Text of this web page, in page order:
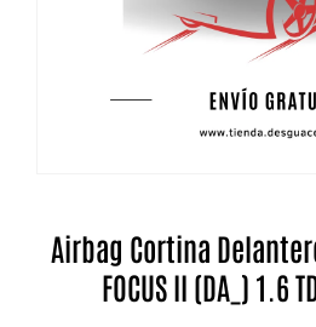
Airbag Cortina
FOCUS II (DA_) 1.6